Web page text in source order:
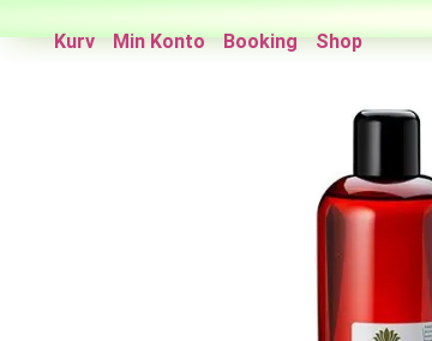
Kurv Min Konto Booking Shop